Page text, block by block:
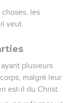
les
veut.
plusieurs
malgré leur
est-il du Christ.